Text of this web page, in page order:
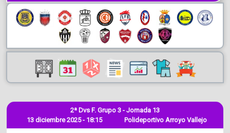
13 diciembre 2025 - 18:15
2ª Dvs F. Grupo 3 - Jornada 13
Polideportivo Arroyo Vallejo